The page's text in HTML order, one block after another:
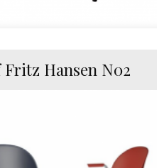
Hansen N02